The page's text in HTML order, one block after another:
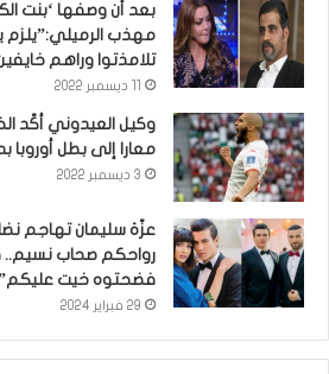
بعد أن وصفها ‘بنت
مهذب الرميلي:”يلزم
تلامذتوا وراهم
وكيل العيدوني أكّد
معارا إلى بطل أوروبا
3 ديسمبر 2022
عزّة سليمان تهاجم
رواحكم صحاب
فضحتوه خيت
29 فبراير 2024